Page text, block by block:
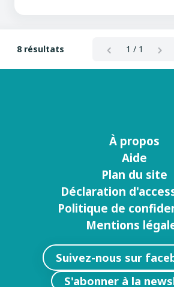
8 résultats 1 / 1
À propos
Aide
Plan du site
Déclaration
Politique de
Mentions
Suivez-nous sur
S'abonner à la